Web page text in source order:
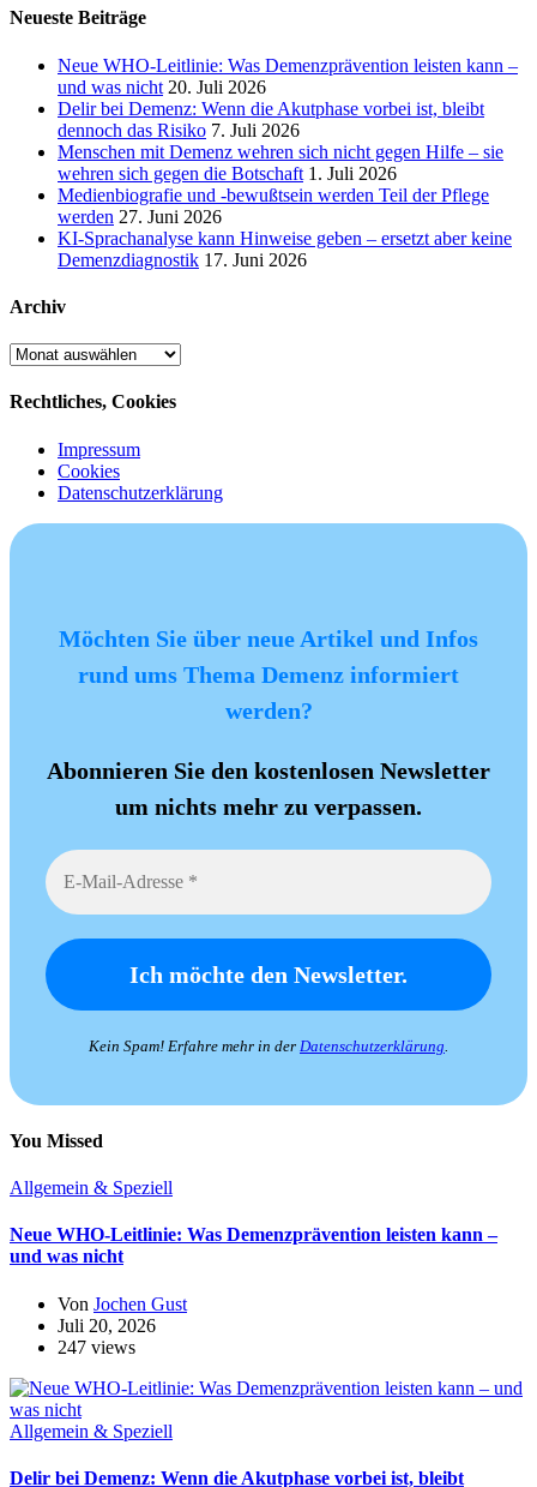
Neueste Beiträge
Neue WHO-Leitlinie: Was Demenzprävention leisten kann –
und was nicht 20. Juli 2026
Delir bei Demenz: Wenn die Akutphase vorbei ist, bleibt
dennoch das Risiko 7. Juli 2026
Menschen mit Demenz wehren sich nicht gegen Hilfe – sie
wehren sich gegen die Botschaft 1. Juli 2026
Medienbiografie und -bewußtsein werden Teil der Pflege
werden 27. Juni 2026
KI-Sprachanalyse kann Hinweise geben – ersetzt aber keine
Demenzdiagnostik 17. Juni 2026
Archiv
Archiv
Rechtliches, Cookies
Impressum
Cookies
Datenschutzerklärung
Möchten Sie über neue Artikel und Infos
rund ums Thema Demenz informiert
werden?
Abonnieren Sie den kostenlosen Newsletter
um nichts mehr zu verpassen.
Kein Spam! Erfahre mehr in der Datenschutzerklärung
You Missed
Allgemein & Speziell
Neue WHO-Leitlinie: Was Demenzprävention leisten kann –
und was nicht
Von Jochen Gust
Juli 20, 2026
247 views
Allgemein & Speziell
Delir bei Demenz: Wenn die Akutphase vorbei ist, bleibt